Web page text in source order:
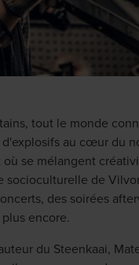
tout le monde
au cœur du
se mélangent
socioculturelle de
des soirées
encore.
du Steenkaai,